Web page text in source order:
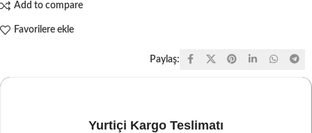
Add to compare
Favorilere ekle
Paylaş:
Yurtiçi Kargo Teslimatı